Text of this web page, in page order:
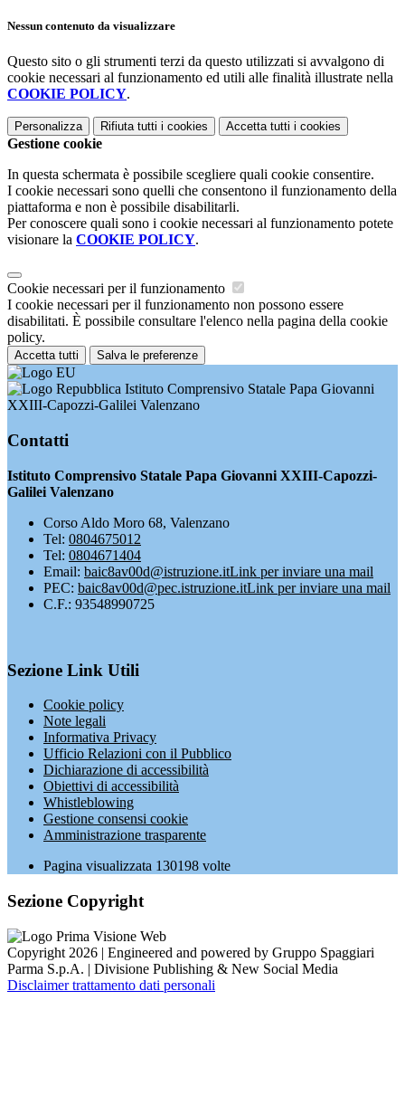
Nessun contenuto da visualizzare
Questo sito o gli strumenti terzi da questo utilizzati si avvalgono di
cookie necessari al funzionamento ed utili alle finalità illustrate nella
COOKIE POLICY.
Personalizza Rifiuta tutti i cookies Accetta tutti i cookies
Gestione cookie
In questa schermata è possibile scegliere quali cookie consentire.
I cookie necessari sono quelli che consentono il funzionamento della
piattaforma e non è possibile disabilitarli.
Per conoscere quali sono i cookie necessari al funzionamento potete
visionare la COOKIE POLICY.
Cookie necessari per il funzionamento
I cookie necessari per il funzionamento non possono essere
disabilitati. È possibile consultare l'elenco nella pagina della cookie
policy.
Accetta tutti Salva le preferenze
Istituto Comprensivo Statale Papa Giovanni
XXIII-Capozzi-Galilei Valenzano
Contatti
Istituto Comprensivo Statale Papa Giovanni XXIII-Capozzi-
Galilei Valenzano
Corso Aldo Moro 68, Valenzano
Tel: 0804675012
Tel: 0804671404
Email: baic8av00d@istruzione.itLink per inviare una mail
PEC: baic8av00d@pec.istruzione.itLink per inviare una mail
C.F.: 93548990725
Sezione Link Utili
Cookie policy
Note legali
Informativa Privacy
Ufficio Relazioni con il Pubblico
Dichiarazione di accessibilità
Obiettivi di accessibilità
Whistleblowing
Gestione consensi cookie
Amministrazione trasparente
Pagina visualizzata 130198 volte
Sezione Copyright
Copyright 2026 | Engineered and powered by Gruppo Spaggiari
Parma S.p.A. | Divisione Publishing & New Social Media
Disclaimer trattamento dati personali